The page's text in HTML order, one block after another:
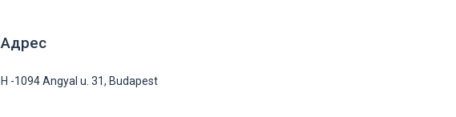
Адрес
H -1094 Angyal u. 31, Budapest